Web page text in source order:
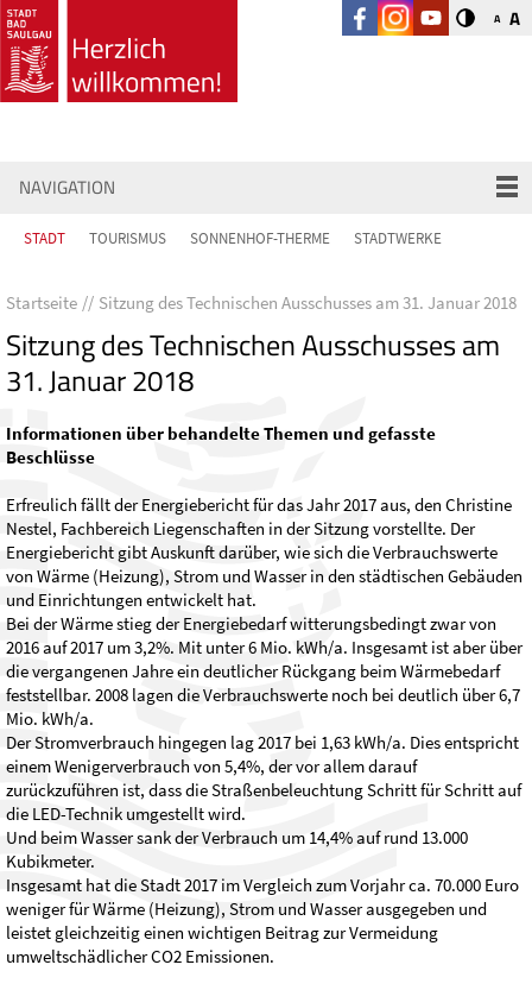
A A
NAVIGATION
STADT TOURISMUS SONNENHOF-THERME STADTWERKE
Startseite Sitzung des Technischen Ausschusses am 31. Januar 2018
Sitzung des Technischen Ausschusses am
31. Januar 2018
Informationen über behandelte Themen und gefasste
Beschlüsse
Erfreulich fällt der Energiebericht für das Jahr 2017 aus, den Christine
Nestel, Fachbereich Liegenschaften in der Sitzung vorstellte. Der
Energiebericht gibt Auskunft darüber, wie sich die Verbrauchswerte
von Wärme (Heizung), Strom und Wasser in den städtischen Gebäuden
und Einrichtungen entwickelt hat.
Bei der Wärme stieg der Energiebedarf witterungsbedingt zwar von
2016 auf 2017 um 3,2%. Mit unter 6 Mio. kWh/a. Insgesamt ist aber über
die vergangenen Jahre ein deutlicher Rückgang beim Wärmebedarf
feststellbar. 2008 lagen die Verbrauchswerte noch bei deutlich über 6,7
Mio. kWh/a.
Der Stromverbrauch hingegen lag 2017 bei 1,63 kWh/a. Dies entspricht
einem Wenigerverbrauch von 5,4%, der vor allem darauf
zurückzuführen ist, dass die Straßenbeleuchtung Schritt für Schritt auf
die LED-Technik umgestellt wird.
Und beim Wasser sank der Verbrauch um 14,4% auf rund 13.000
Kubikmeter.
Insgesamt hat die Stadt 2017 im Vergleich zum Vorjahr ca. 70.000 Euro
weniger für Wärme (Heizung), Strom und Wasser ausgegeben und
leistet gleichzeitig einen wichtigen Beitrag zur Vermeidung
umweltschädlicher CO2 Emissionen.